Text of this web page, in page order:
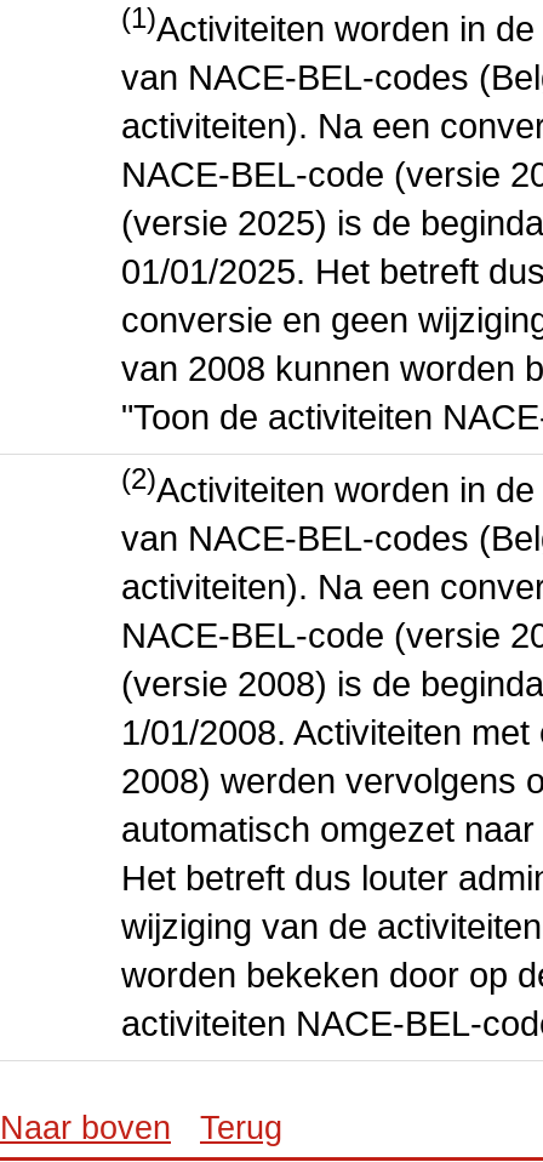
(1)Activiteiten worden in
van NACE-BEL-codes
activiteiten). Na een
NACE-BEL-code (versie
(versie 2025) is de
01/01/2025. Het betreft
conversie en geen
van 2008 kunnen worden
"Toon de activiteiten
(2)Activiteiten worden in
van NACE-BEL-codes
activiteiten). Na een
NACE-BEL-code (versie
(versie 2008) is de
1/01/2008. Activiteiten
2008) werden vervolgens
automatisch omgezet
Het betreft dus louter
wijziging van de
worden bekeken door op
activiteiten NACE-BEL-
Naar boven Terug